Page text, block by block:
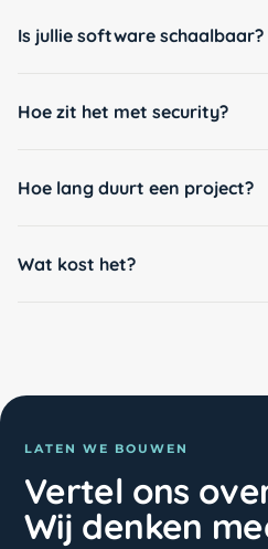
Is jullie software schaalbaar?
Hoe zit het met security?
Hoe lang duurt een project?
Wat kost het?
LATEN WE BOUWEN
Vertel ons
Wij denken